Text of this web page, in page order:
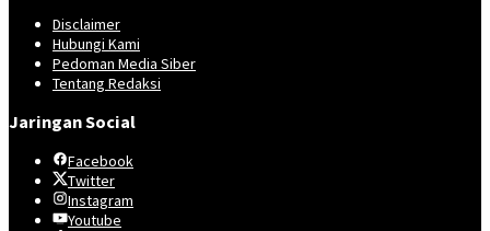
Disclaimer
Hubungi Kami
Pedoman Media Siber
Tentang Redaksi
Jaringan Social
Facebook
Twitter
Instagram
Youtube